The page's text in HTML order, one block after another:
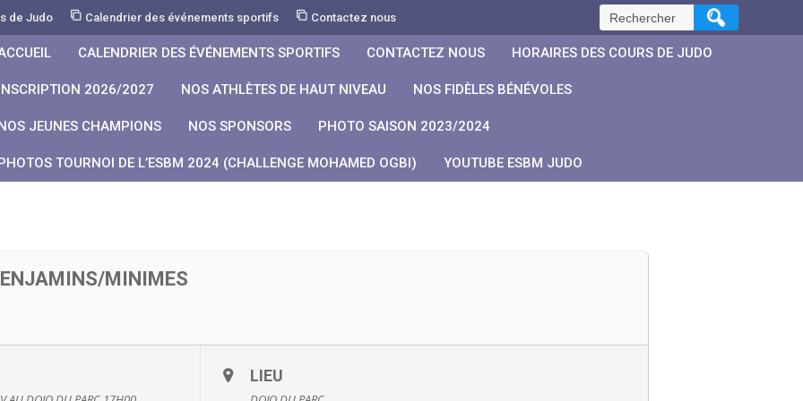
de Judo Calendrier des événements sportifs Contactez nous Rechercher :
CALENDRIER DES ÉVÉNEMENTS SPORTIFS CONTACTEZ NOUS HORAIRES DES COURS DE JUDO
2026/2027 NOS ATHLÈTES DE HAUT NIVEAU NOS FIDÈLES BÉNÉVOLES
JEUNES CHAMPIONS NOS SPONSORS PHOTO SAISON 2023/2024
TOURNOI DE L’ESBM 2024 (CHALLENGE MOHAMED OGBI) YOUTUBE ESBM JUDO
MINIMES
LIEU